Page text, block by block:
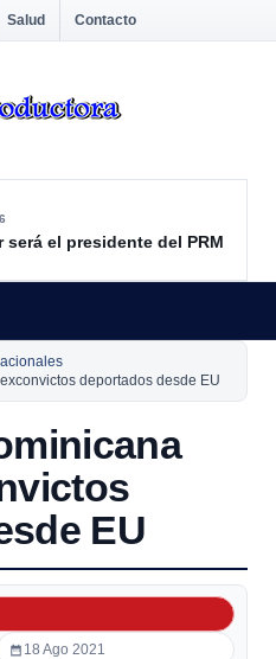
Salud Contacto
el presidente del PRM
deportados desde EU
EU
18 Ago 2021